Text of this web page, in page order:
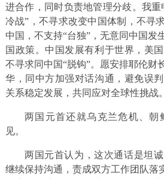
进合作，同时负责地管理分歧。我
冷战”，不寻求改变中国体制，不寻
中国，不支持“台独”，无意同中国发
国政策。中国发展有利于世界，美
不寻求同中国“脱钩”。愿安排耶伦财
华，同中方加强对话沟通，避免误
关系稳定发展，共同应对全球性挑战。
两国元首还就乌克兰危机、朝
见。
两国元首认为，这次通话是坦
继续保持沟通，责成双方工作团队落